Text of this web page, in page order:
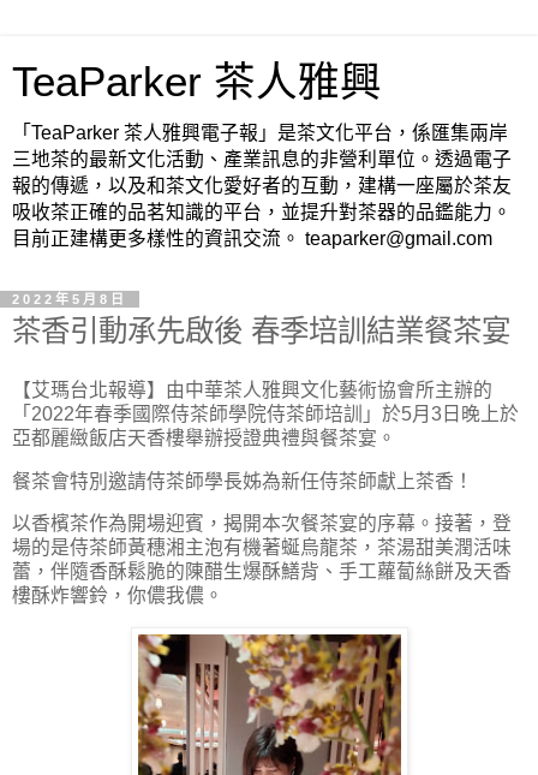
TeaParker 茶人雅興
「TeaParker 茶人雅興電子報」是茶文化平台，係匯集兩岸
三地茶的最新文化活動、產業訊息的非營利單位。透過電子
報的傳遞，以及和茶文化愛好者的互動，建構一座屬於茶友
吸收茶正確的品茗知識的平台，並提升對茶器的品鑑能力。
目前正建構更多樣性的資訊交流。 teaparker@gmail.com
2022年5月8日
茶香引動承先啟後 春季培訓結業餐茶宴
【艾瑪台北報導】由中華茶人雅興文化藝術協會所主辦的
「2022年春季國際侍茶師學院侍茶師培訓」於5月3日晚上於
亞都麗緻飯店天香樓舉辦授證典禮與餐茶宴。
餐茶會特別邀請侍茶師學長姊為新任侍茶師獻上茶香！
以香檳茶作為開場迎賓，揭開本次餐茶宴的序幕。接著，登
場的是侍茶師黃穗湘主泡有機著蜒烏龍茶，茶湯甜美潤活味
蕾，伴隨香酥鬆脆的陳醋生爆酥鱔背、手工蘿蔔絲餅及天香
樓酥炸響鈴，你儂我儂。